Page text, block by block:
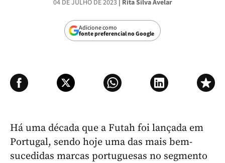
04 DE JULHO DE 2023| Rita Silva Avelar
Adicione como
fonte preferencial no Google
Há uma década que a Futah foi lançada em
Portugal, sendo hoje uma das mais bem-
sucedidas marcas portuguesas no segmento